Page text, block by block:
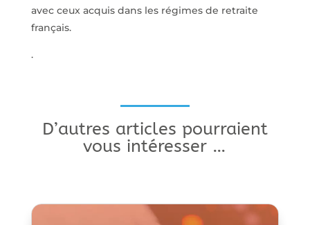
avec ceux acquis dans les ­régimes de retraite
français.
.
D’autres articles pourraient
vous intéresser …